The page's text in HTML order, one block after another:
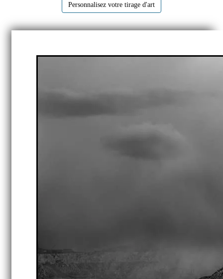
Personnalisez votre tirage d'art